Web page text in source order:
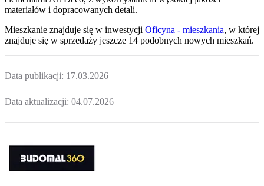
materiałów i dopracowanych detali.
Mieszkanie znajduje się w inwestycji Oficyna - mieszkania, w której
znajduje się w sprzedaży jeszcze 14 podobnych nowych mieszkań.
Data publikacji: 17.03.2026
Data aktualizacji: 04.07.2026